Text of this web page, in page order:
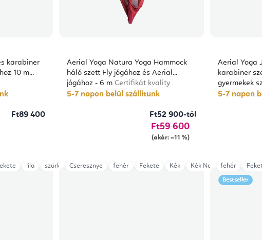
karabiner
10 m
Ft89 400
Aerial Yoga Natura Yoga Hammock
háló szett Fly jógához és Aerial
jógához - 6 m Certifikát kvality
5-7 napon belül szállítunk
Ft52 900-tól
Ft59 600
(akár: –11 %)
Aerial Yoga
karabiner
gyermekek
kvality
5-7 napon
lila szürke Türkiz Zöld (petrol)
Cseresznye fehér Fekete Kék Kék Navy Lágy
Bestseller
fehér